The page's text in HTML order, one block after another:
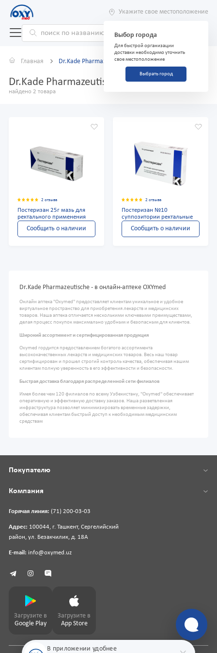
Укажите свое местоположение
Выбор города
Для быстрой организации
доставки необходимо уточнить
свое местоположение
Выбрать город
Главная Dr.Kade Pharmazeutische
Dr.Kade Pharmazeutische
найдено 2 товара
2 отзыва
Постеризан 25г мазь для
ректального применения
Сообщить о наличии
2 отзыва
Постеризан №10
суппозитории ректальные
Сообщить о наличии
Dr.Kade Pharmazeutische - в онлайн-аптеке OXYmed
Онлайн аптека "Oxymed" предоставляет клиентам уникальное и удобное
виртуальное пространство для приобретения лекарств и медицинских
товаров. Наша аптека отличается несколькими ключевыми преимуществами,
делая процесс покупок максимально удобным и безопасным для клиентов.
Широкий ассортимент и сертифицированная продукция
Oxymed гордится предоставлением богатого ассортимента
высококачественных лекарств и медицинских товаров. Весь наш товар
сертифицирован и прошел строгий контроль качества, обеспечивая нашим
клиентам полную уверенность в его эффективности и безопасности.
Быстрая доставка благодаря распределенной сети филиалов
Имея более чем 120 филиалов по всему Узбекистану, "Oxymed" обеспечивает
оперативную и эффективную доставку заказов. Наша разветвленная
инфраструктура позволяет минимизировать временные задержки,
обеспечивая клиентам быстрый доступ к необходимым медицинским
средствам
В приложении удобнее
Горячая линия: (71) 200-03-03
Адрес: 100044, г. Ташкент, Сергелийский
район, ул. Безакчилик, д. 18А
E-mail: info@oxymed.uz
Покупателю
Компания
Загрузите в
Google Play
Загрузите в
App Store